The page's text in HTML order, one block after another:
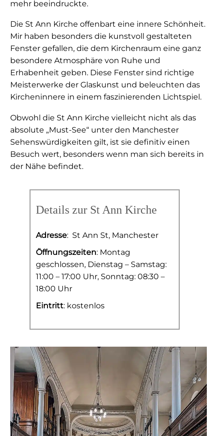
mehr beeindruckte.
Die St Ann Kirche offenbart eine innere Schönheit.
Mir haben besonders die kunstvoll gestalteten
Fenster gefallen, die dem Kirchenraum eine ganz
besondere Atmosphäre von Ruhe und
Erhabenheit geben. Diese Fenster sind richtige
Meisterwerke der Glaskunst und beleuchten das
Kircheninnere in einem faszinierenden Lichtspiel.
Obwohl die St Ann Kirche vielleicht nicht als das
absolute „Must-See“ unter den Manchester
Sehenswürdigkeiten gilt, ist sie definitiv einen
Besuch wert, besonders wenn man sich bereits in
der Nähe befindet.
Details zur St Ann Kirche
Adresse: St Ann St, Manchester
Öffnungszeiten: Montag
geschlossen, Dienstag – Samstag:
11:00 – 17:00 Uhr, Sonntag: 08:30 –
18:00 Uhr
Eintritt: kostenlos